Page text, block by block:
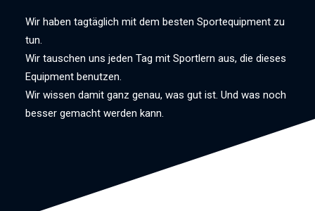
Wir haben tagtäglich mit dem besten Sportequipment zu
tun.
Wir tauschen uns jeden Tag mit Sportlern aus, die dieses
Equipment benutzen.
Wir wissen damit ganz genau, was gut ist. Und was noch
besser gemacht werden kann.